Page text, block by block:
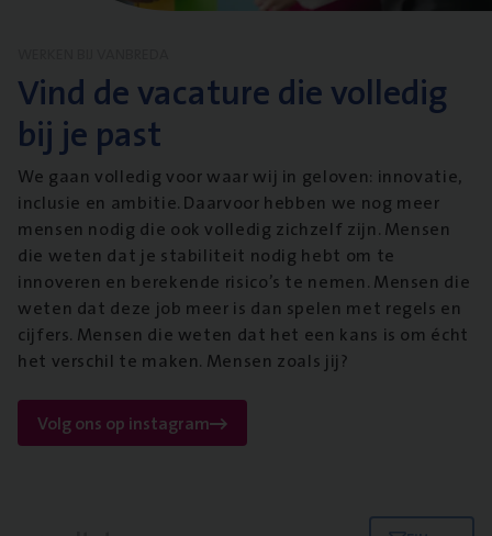
Vind de vacature die volledig
bij je past
We gaan volledig voor waar wij in geloven: innovatie,
inclusie en ambitie. Daarvoor hebben we nog meer
mensen nodig die ook volledig zichzelf zijn. Mensen
die weten dat je stabiliteit nodig hebt om te
innoveren en berekende risico’s te nemen. Mensen die
weten dat deze job meer is dan spelen met regels en
cijfers. Mensen die weten dat het een kans is om écht
het verschil te maken. Mensen zoals jij?
Volg ons op instagram